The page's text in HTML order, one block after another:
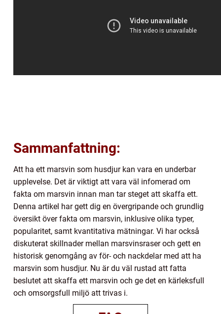
Sammanfattning:
Att ha ett marsvin som husdjur kan vara en underbar
upplevelse. Det är viktigt att vara väl infomerad om
fakta om marsvin innan man tar steget att skaffa ett.
Denna artikel har gett dig en övergripande och grundlig
översikt över fakta om marsvin, inklusive olika typer,
popularitet, samt kvantitativa mätningar. Vi har också
diskuterat skillnader mellan marsvinsraser och gett en
historisk genomgång av för- och nackdelar med att ha
marsvin som husdjur. Nu är du väl rustad att fatta
beslutet att skaffa ett marsvin och ge det en kärleksfull
och omsorgsfull miljö att trivas i.